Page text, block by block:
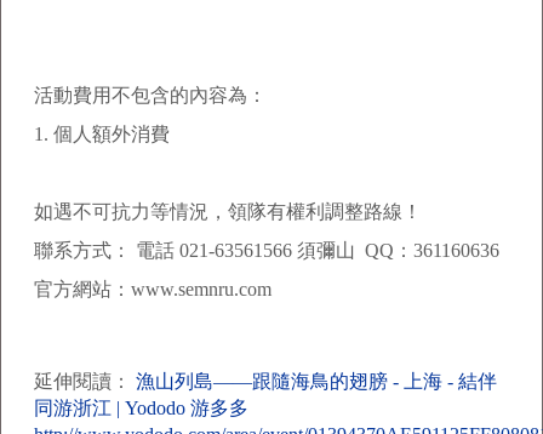
活動費用不包含的內容為：
1. 個人額外消費
如遇不可抗力等情況，領隊有權利調整路線！
聯系方式：
電話 021-63561566 須彌山 QQ ： 361160636
官方網站： www.semnru.com
延伸閱讀： 漁山列島——跟隨海鳥的翅膀 - 上海 - 結伴
同游浙江 | Yododo 游多多